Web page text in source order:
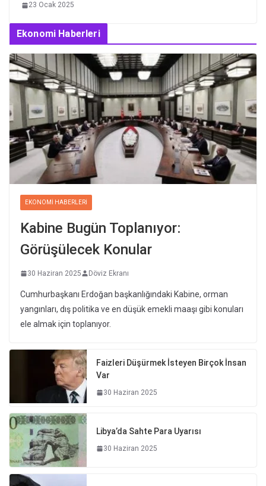
23 Ocak 2025
Ekonomi Haberleri
EKONOMI HABERLERI
Kabine Bugün Toplanıyor:
Görüşülecek Konular
30 Haziran 2025 Döviz Ekranı
Cumhurbaşkanı Erdoğan başkanlığındaki Kabine, orman
yangınları, dış politika ve en düşük emekli maaşı gibi konuları
ele almak için toplanıyor.
Faizleri Düşürmek İsteyen Birçok İnsan
Var
30 Haziran 2025
Libya’da Sahte Para Uyarısı
30 Haziran 2025